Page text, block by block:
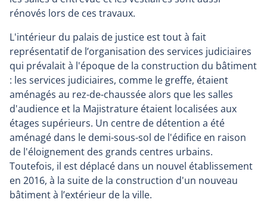
rénovés lors de ces travaux.
L'intérieur du palais de justice est tout à fait
représentatif de l’organisation des services judiciaires
qui prévalait à l'époque de la construction du bâtiment
: les services judiciaires, comme le greffe, étaient
aménagés au rez-de-chaussée alors que les salles
d'audience et la Majistrature étaient localisées aux
étages supérieurs. Un centre de détention a été
aménagé dans le demi-sous-sol de l'édifice en raison
de l'éloignement des grands centres urbains.
Toutefois, il est déplacé dans un nouvel établissement
en 2016, à la suite de la construction d'un nouveau
bâtiment à l’extérieur de la ville.